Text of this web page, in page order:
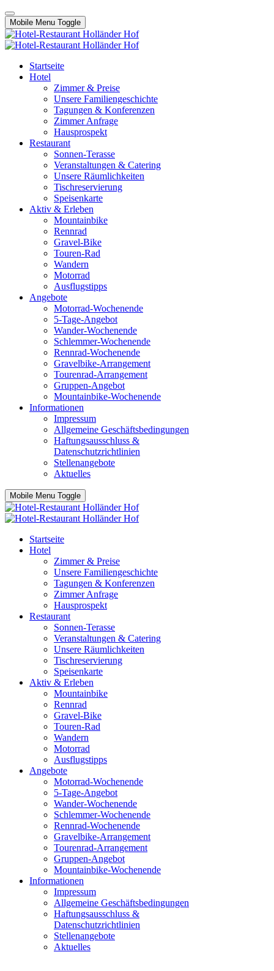
Mobile Menu Toggle
Startseite
Hotel
Zimmer & Preise
Unsere Familiengeschichte
Tagungen & Konferenzen
Zimmer Anfrage
Hausprospekt
Restaurant
Sonnen-Terasse
Veranstaltungen & Catering
Unsere Räumlichkeiten
Tischreservierung
Speisenkarte
Aktiv & Erleben
Mountainbike
Rennrad
Gravel-Bike
Touren-Rad
Wandern
Motorrad
Ausflugstipps
Angebote
Motorrad-Wochenende
5-Tage-Angebot
Wander-Wochenende
Schlemmer-Wochenende
Rennrad-Wochenende
Gravelbike-Arrangement
Tourenrad-Arrangement
Gruppen-Angebot
Mountainbike-Wochenende
Informationen
Impressum
Allgemeine Geschäftsbedingungen
Haftungsausschluss &
Datenschutzrichtlinien
Stellenangebote
Aktuelles
Mobile Menu Toggle
Startseite
Hotel
Zimmer & Preise
Unsere Familiengeschichte
Tagungen & Konferenzen
Zimmer Anfrage
Hausprospekt
Restaurant
Sonnen-Terasse
Veranstaltungen & Catering
Unsere Räumlichkeiten
Tischreservierung
Speisenkarte
Aktiv & Erleben
Mountainbike
Rennrad
Gravel-Bike
Touren-Rad
Wandern
Motorrad
Ausflugstipps
Angebote
Motorrad-Wochenende
5-Tage-Angebot
Wander-Wochenende
Schlemmer-Wochenende
Rennrad-Wochenende
Gravelbike-Arrangement
Tourenrad-Arrangement
Gruppen-Angebot
Mountainbike-Wochenende
Informationen
Impressum
Allgemeine Geschäftsbedingungen
Haftungsausschluss &
Datenschutzrichtlinien
Stellenangebote
Aktuelles